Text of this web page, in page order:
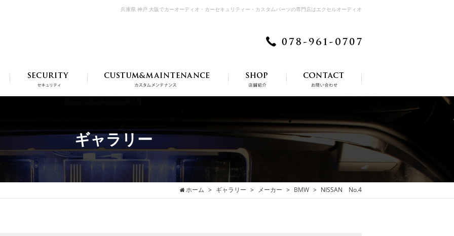
兵庫県 神戸 大阪でカーオーディオ・カーセキュリティー・カスタムパーツの専門店はエクセルオーディオ
ギャラリー
ホーム ギャラリー メーカー BMW NISSAN No.4